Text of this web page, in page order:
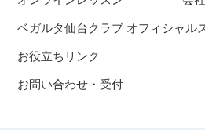
ベガルタ仙台クラブ オフィシャル
お役立ちリンク
お問い合わせ・受付